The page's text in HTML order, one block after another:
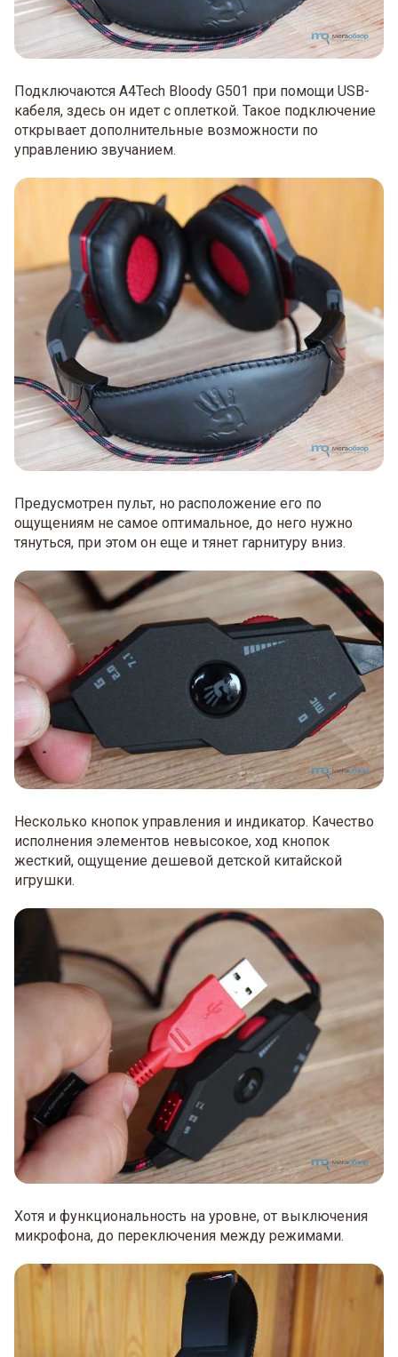
Подключаются A4Tech Bloody G501 при помощи USB-
кабеля, здесь он идет с оплеткой. Такое подключение
открывает дополнительные возможности по
управлению звучанием.
Предусмотрен пульт, но расположение его по
ощущениям не самое оптимальное, до него нужно
тянуться, при этом он еще и тянет гарнитуру вниз.
Несколько кнопок управления и индикатор. Качество
исполнения элементов невысокое, ход кнопок
жесткий, ощущение дешевой детской китайской
игрушки.
Хотя и функциональность на уровне, от выключения
микрофона, до переключения между режимами.